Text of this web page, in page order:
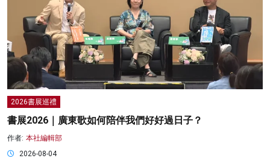
2026書展巡禮
書展2026｜廣東歌如何陪伴我們好好過日子？
作者: 本社編輯部
2026-08-04